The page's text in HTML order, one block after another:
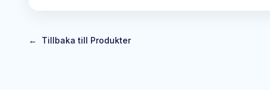
← Tillbaka till Produkter